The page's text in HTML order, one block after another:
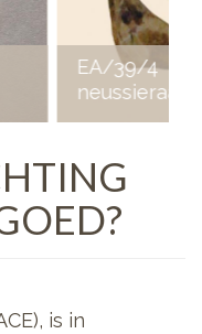
is in